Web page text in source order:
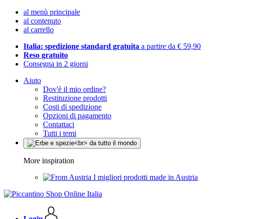
al menù principale
al contenuto
al carrello
Italia: spedizione standard gratuita a partire da € 59,90
Reso gratuito
Consegna in 2 giorni
Aiuto
Dov'è il mio ordine?
Restituzione prodotti
Costi di spedizione
Opzioni di pagamento
Contattaci
Tutti i temi
More inspiration
I migliori prodotti made in Austria